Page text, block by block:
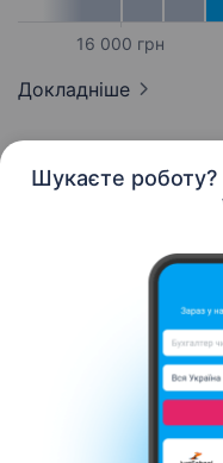
Шукаєте роботу?
16 000 грн
Докладніше
Контакти